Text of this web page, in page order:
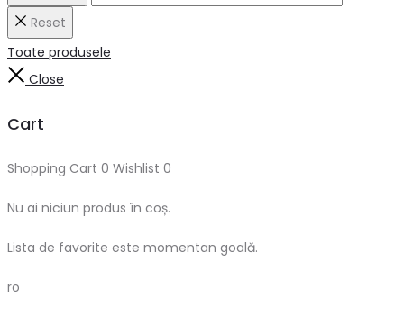
Reset
Toate produsele
Close
Cart
Shopping Cart 0 Wishlist 0
Nu ai niciun produs în coș.
Lista de favorite este momentan goală.
ro